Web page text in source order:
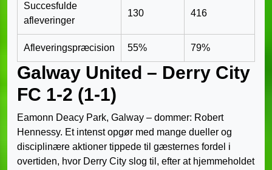
Succesfulde
afleveringer
130 416
Afleveringspræcision 55% 79%
Galway United – Derry City
FC 1-2 (1-1)
Eamonn Deacy Park, Galway – dommer: Robert
Hennessy. Et intenst opgør med mange dueller og
disciplinære aktioner tippede til gæsternes fordel i
overtiden, hvor Derry City slog til, efter at hjemmeholdet